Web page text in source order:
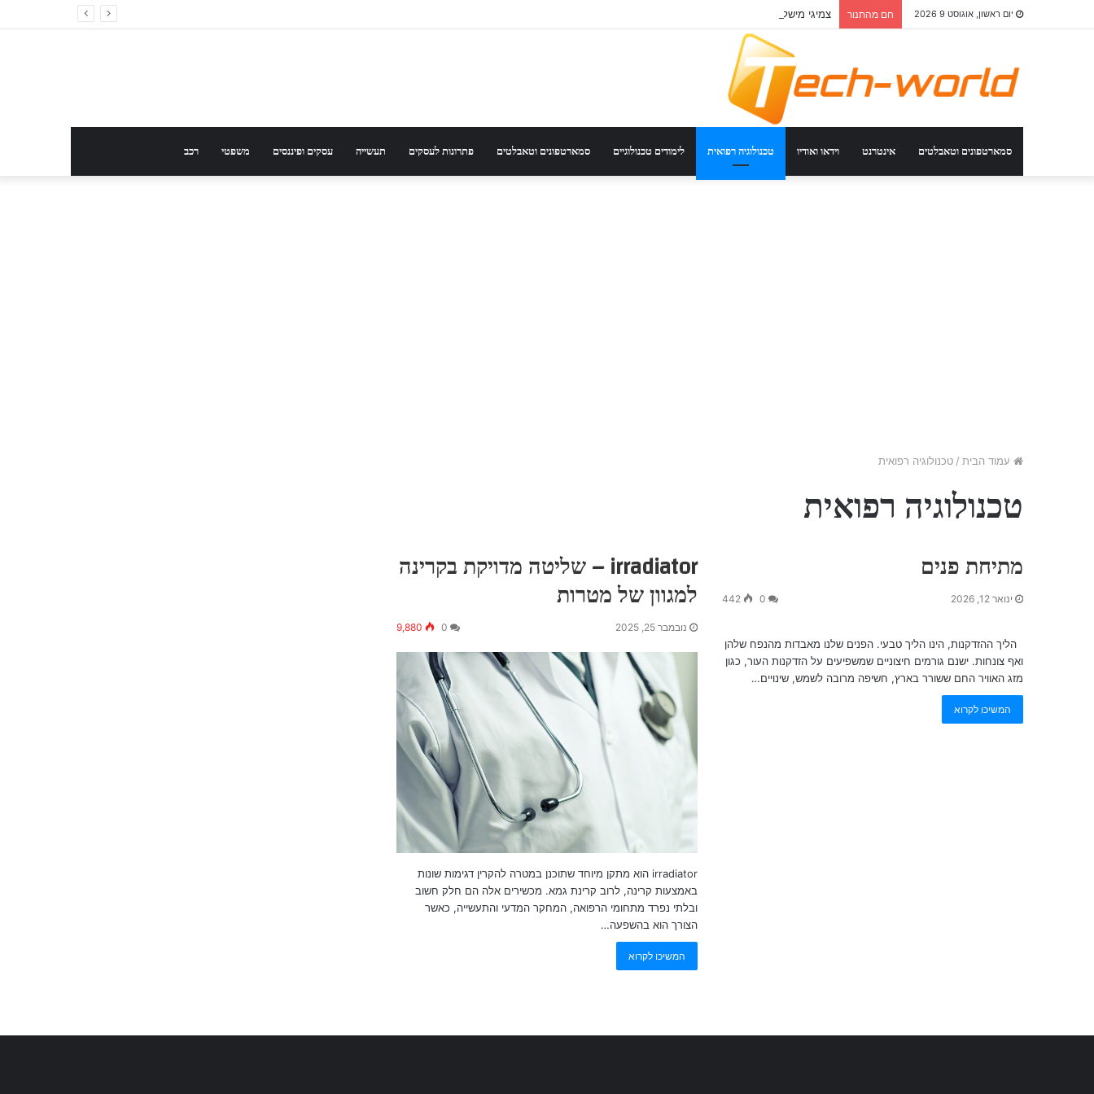
יום ראשון, אוגוסט 9 2026 חם מהתנור צמיגי מישלין: איך לבחור את הדגם הנכון לפי סוג רכב ונסועה
סמארטפונים וטאבלטים אינטרנט וידאו ואודיו טכנולוגיה רפואית לימודים טכנולוגיים סמארטפונים וטאבלטים פתרונות לעסקים תעשייה עסקים ופיננסים משפטי רכב
עמוד הבית / טכנולוגיה רפואית
טכנולוגיה רפואית
מתיחת פנים
ינואר 12, 2026 0
442
הליך ההזדקנות, הינו הליך טבעי. הפנים שלנו מאבדות מהנפח שלהן
ואף צונחות. ישנם גורמים חיצוניים שמשפיעים על הזדקנות העור, כגון
מזג האוויר החם ששורר בארץ, חשיפה מרובה לשמש, שינויים…
המשיכו לקרוא
irradiator – שליטה מדויקת בקרינה
למגוון של מטרות
נובמבר 25, 2025 0
9,880
irradiator הוא מתקן מיוחד שתוכנן במטרה להקרין דגימות שונות
באמצעות קרינה, לרוב קרינת גמא. מכשירים אלה הם חלק חשוב
ובלתי נפרד מתחומי הרפואה, המחקר המדעי והתעשייה, כאשר
הצורך הוא בהשפעה…
המשיכו לקרוא